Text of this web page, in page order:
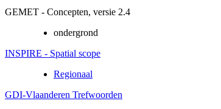
GEMET - Concepten, versie 2.4
ondergrond
INSPIRE - Spatial scope
Regionaal
GDI-Vlaanderen Trefwoorden